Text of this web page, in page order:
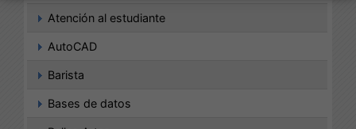
Atención al estudiante
AutoCAD
Barista
Bases de datos